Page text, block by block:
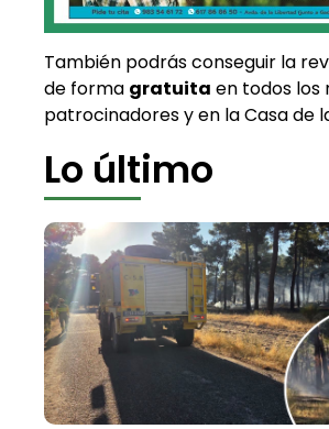
También podrás conseguir la
de forma gratuita en todos los
patrocinadores y en la Casa de
Lo último